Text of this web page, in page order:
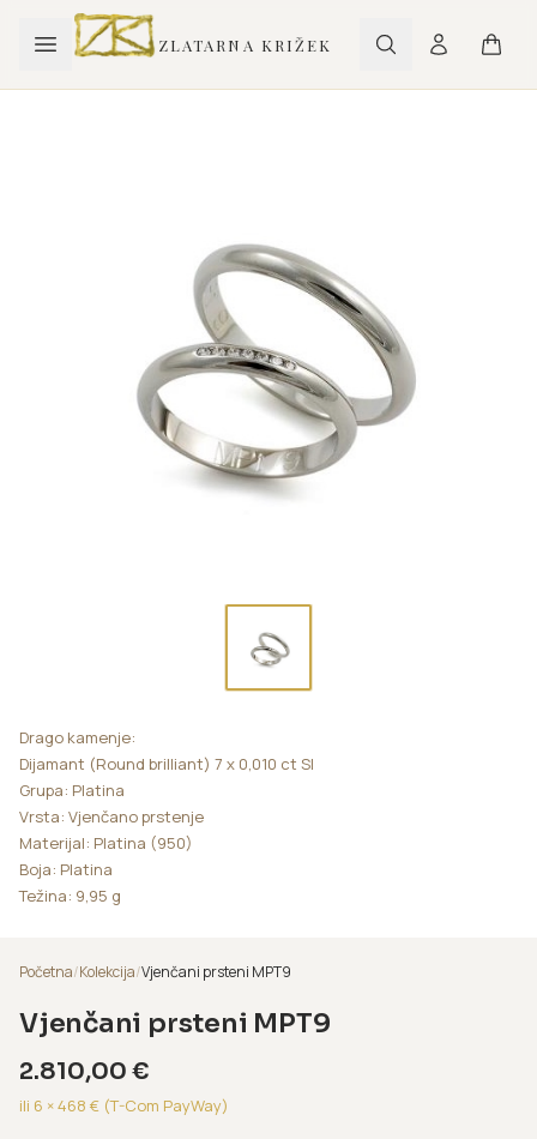
ZLATARNA KRIŽEK
Drago kamenje:
Dijamant (Round brilliant) 7 x 0,010 ct SI
Grupa: Platina
Vrsta: Vjenčano prstenje
Materijal: Platina (950)
Boja: Platina
Težina: 9,95 g
Početna/Kolekcija/Vjenčani prsteni MPT9
Vjenčani prsteni MPT9
2.810,00 €
ili 6 ×468 € (T-Com PayWay)